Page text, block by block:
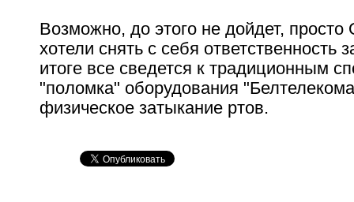
Возможно, до этого не дойдет,
хотели снять с себя ответственность
итоге все сведется к традиционным
"поломка" оборудования
физическое затыкание ртов.